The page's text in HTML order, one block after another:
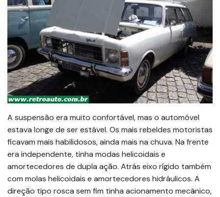
A suspensão era muito confortável, mas o automóvel
estava longe de ser estável. Os mais rebeldes motoristas
ficavam mais habilidosos, ainda mais na chuva. Na frente
era independente, tinha modas helicoidais e
amortecedores de dupla ação. Atrás eixo rígido também
com molas helicoidais e amortecedores hidráulicos. A
direção tipo rosca sem fim tinha acionamento mecânico,